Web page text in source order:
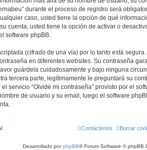
durante el proceso de registro será
caso, usted tiene la opción de qué
cuenta, usted tiene la opción de activar o
software phpBB.
(cifrado de una vía) por lo tanto está
en diferentes websites. Su contraseña
guárdela cuidadosamente y bajo ninguna
tercera parte, legítimamente le preguntará su
servicio “Olvidé mi contraseña” provisto por el
de usuario y su email, luego el software
Borrar
Contáctenos
Desarrollado porphpBB® Forum Software © phpBB